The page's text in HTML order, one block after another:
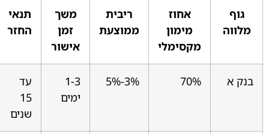
גוף
מלווה
אחוז
מימון
מקסימלי
ריבית
ממוצעת
משך
זמן
אישור
תנאי
החזר
בנק א 70%
3%-5%
1-3
ימים
עד
15
שנים